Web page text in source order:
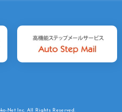
Net Inc. All Rights Reserved.